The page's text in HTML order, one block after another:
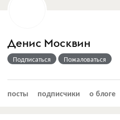
Денис Москвин
Подписаться Пожаловаться
посты подписчики о блоге